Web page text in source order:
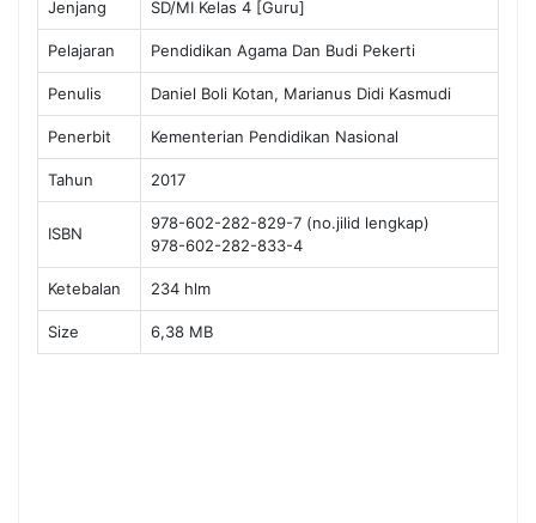
Jenjang SD/MI Kelas 4 [Guru]
Pelajaran Pendidikan Agama Dan Budi Pekerti
Penulis Daniel Boli Kotan, Marianus Didi Kasmudi
Penerbit Kementerian Pendidikan Nasional
Tahun 2017
ISBN
978-602-282-829-7 (no.jilid lengkap)
978-602-282-833-4
Ketebalan 234 hlm
Size 6,38 MB